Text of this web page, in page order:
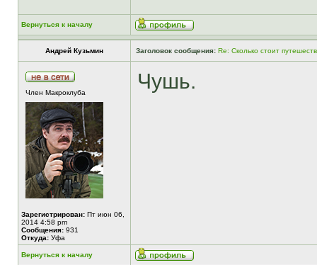
Вернуться к началу
Андрей Кузьмин Заголовок сообщения: Re: Сколько стоит
Член Макроклуба
Зарегистрирован: Пт июн 06,
2014 4:58 pm
Сообщения: 931
Откуда: Уфа
Чушь.
Вернуться к началу